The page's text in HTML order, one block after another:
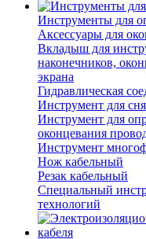
Инструменты для
Аксессуары для
Вкладыш для
наконечников,
экрана
Гидравлическая
Инструмент для
Инструмент для
оконцевания
Инструмент
Нож кабельный
Резак кабельный
Специальный
технологий